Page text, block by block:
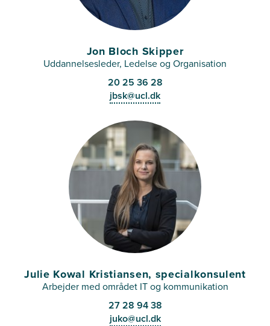
Jon Bloch Skipper
Uddannelsesleder, Ledelse og Organisation
20 25 36 28
jbsk@ucl.dk
Julie Kowal Kristiansen, specialkonsulent
Arbejder med området IT og kommunikation
27 28 94 38
juko@ucl.dk